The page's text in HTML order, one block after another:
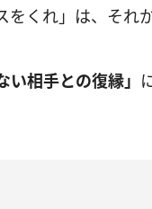
くれ」は、それ
い相手との復縁」